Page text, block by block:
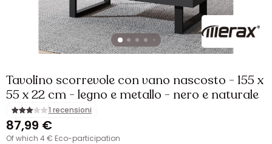
Tavolino scorrevole con vano nascosto - 155 x
55 x 22 cm - legno e metallo - nero e naturale
1 recensioni
87,99 €
of which 4 € Eco-participation